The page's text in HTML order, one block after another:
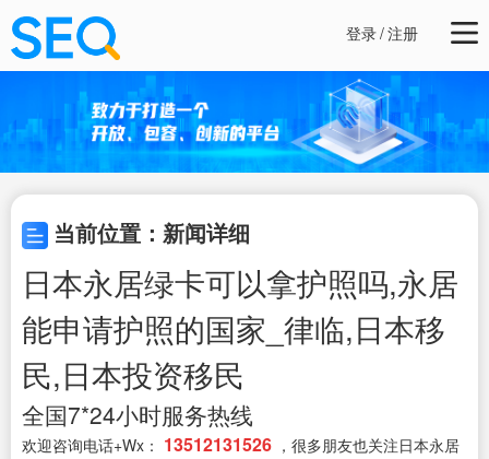
登录/注册
当前位置：新闻详细
日本永居绿卡可以拿护照吗,永居
能申请护照的国家_律临,日本移
民,日本投资移民
全国7*24小时服务热线
欢迎咨询电话+Wx： 13512131526 ，很多朋友也关注日本永居